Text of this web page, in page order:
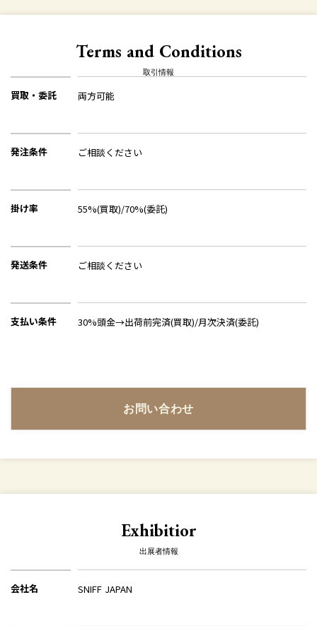
Terms and Conditions
取引情報
買取・委託 両方可能
発注条件 ご相談ください
掛け率 55%(買取)/70%(委託)
発送条件 ご相談ください
支払い条件 30%頭金→出荷前完済(買取)/月次決済(委託)
お問い合わせ
Exhibitior
出展者情報
会社名 SNIFF JAPAN